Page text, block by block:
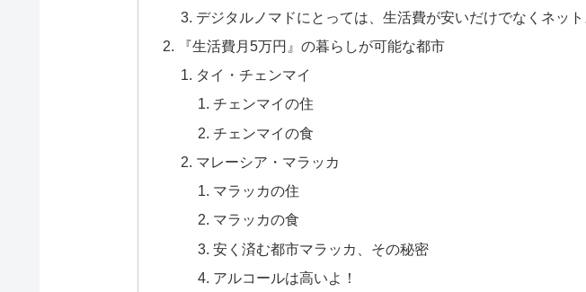
デジタルノマドにとっては、生活費が安いだけでなくネッ
『生活費月5万円』の暮らしが可能な都市
タイ・チェンマイ
チェンマイの住
チェンマイの食
マレーシア・マラッカ
マラッカの住
マラッカの食
安く済む都市マラッカ、その秘密
アルコールは高いよ！